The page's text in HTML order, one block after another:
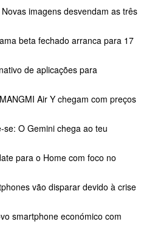
imagens desvendam as três
beta fechado arranca para 17
de aplicações para
Air Y chegam com preços
O Gemini chega ao teu
para o Home com foco no
vão disparar devido à crise
smartphone económico com